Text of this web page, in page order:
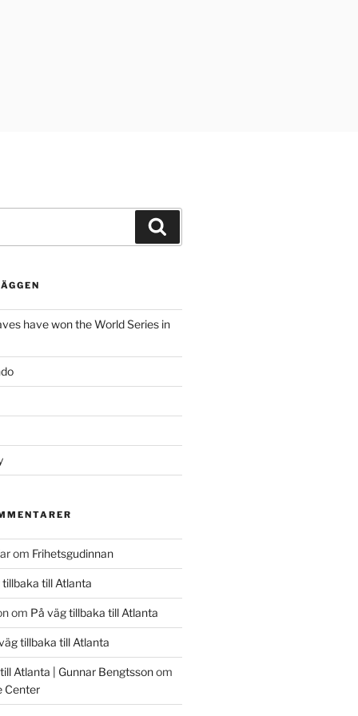
have won the World Series in
om Frihetsgudinnan
till Atlanta
om På väg tillbaka till Atlanta
tillbaka till Atlanta
Atlanta | Gunnar Bengtssonom
Center